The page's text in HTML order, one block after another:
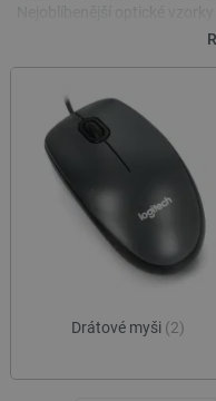
velkým komfortem
i pokročilejší modely. pro
Drátové myši (2)